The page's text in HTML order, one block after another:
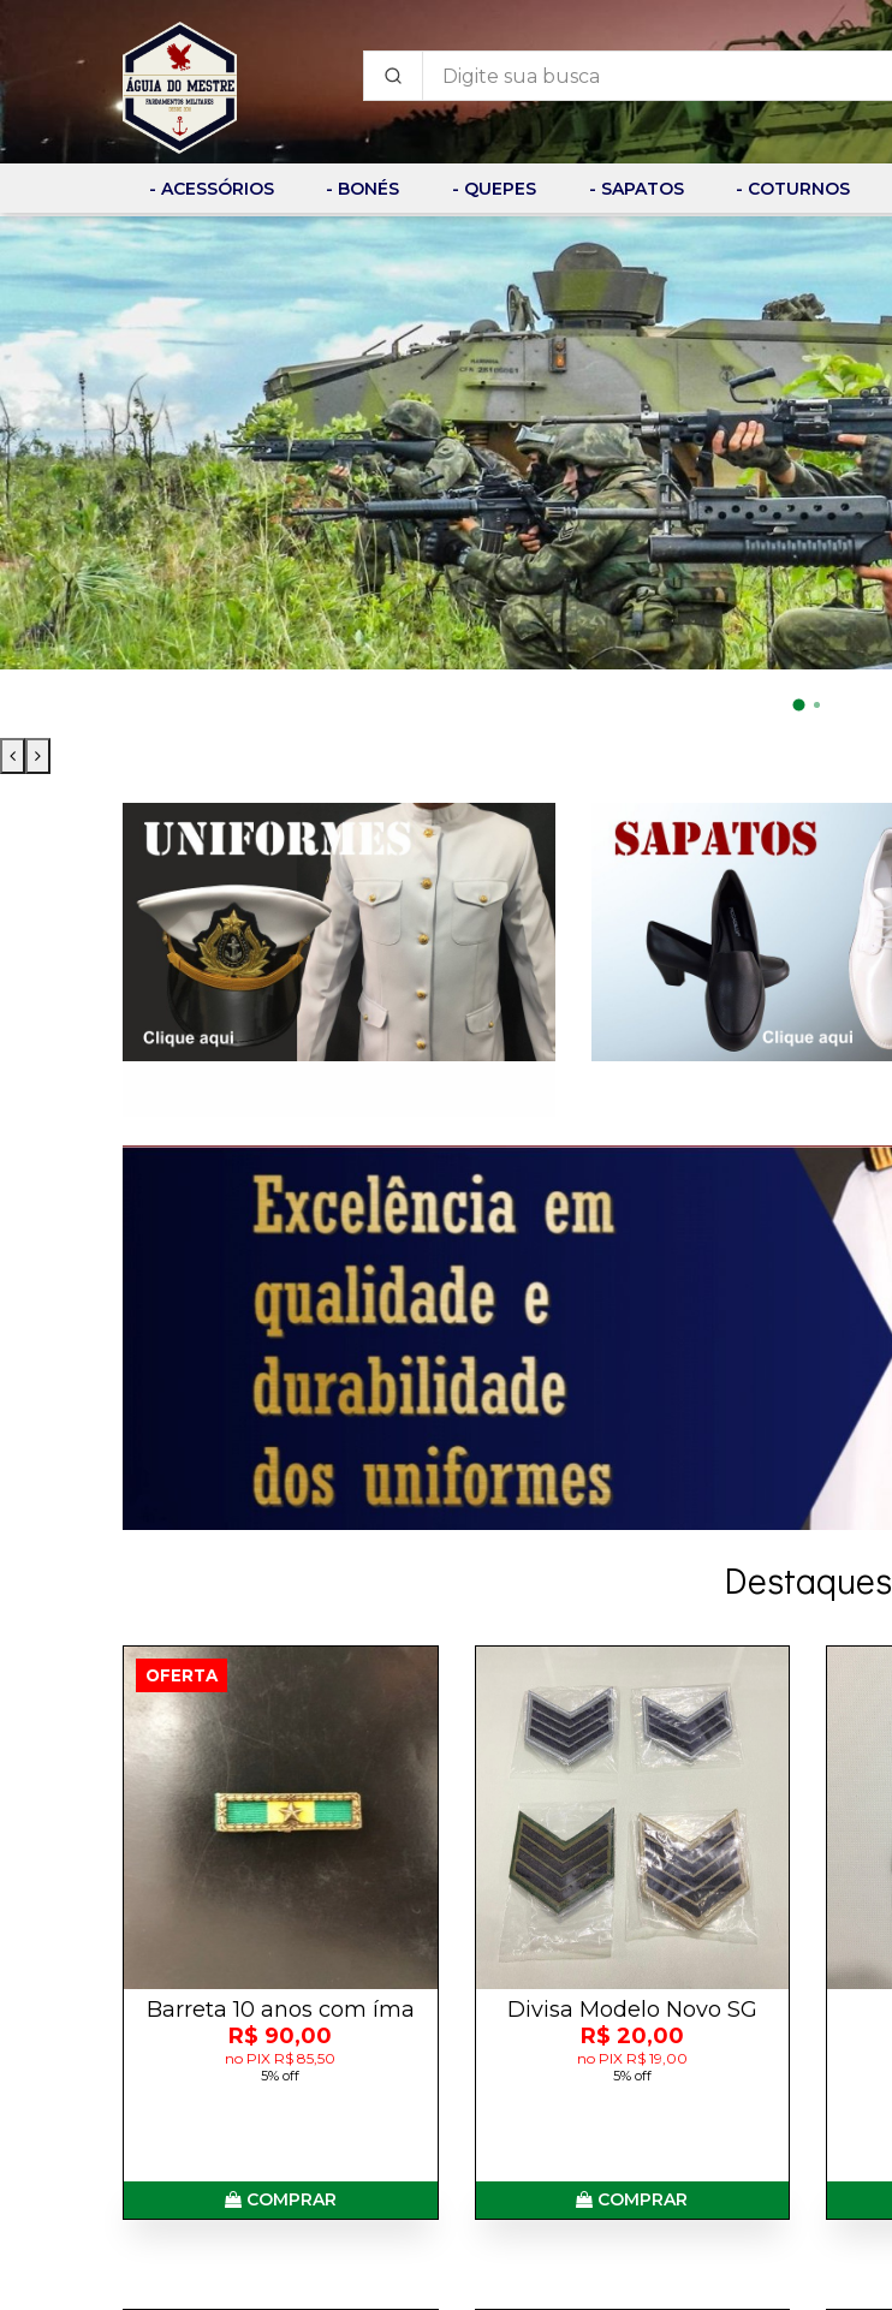
- ACESSÓRIOS - BONÉS - QUEPES - SAPATOS - COTURNOS
Destaques
OFERTA
Barreta 10 anos com íma
R$ 90,00
no PIX R$ 85,50
5% off
COMPRAR
Divisa Modelo Novo SG
R$ 20,00
no PIX R$ 19,00
5% off
COMPRAR